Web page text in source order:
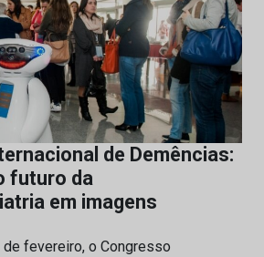
de Demências:
futuro da
em imagens
de fevereiro, o Congresso